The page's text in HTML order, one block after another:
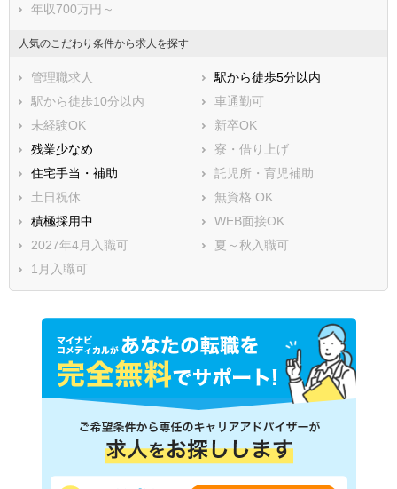
年収700万円～
人気のこだわり条件から求人を探す
管理職求人
駅から徒歩5分以内
駅から徒歩10分以内
車通勤可
未経験OK
新卒OK
残業少なめ
寮・借り上げ
住宅手当・補助
託児所・育児補助
土日祝休
無資格 OK
積極採用中
WEB面接OK
2027年4月入職可
夏～秋入職可
1月入職可